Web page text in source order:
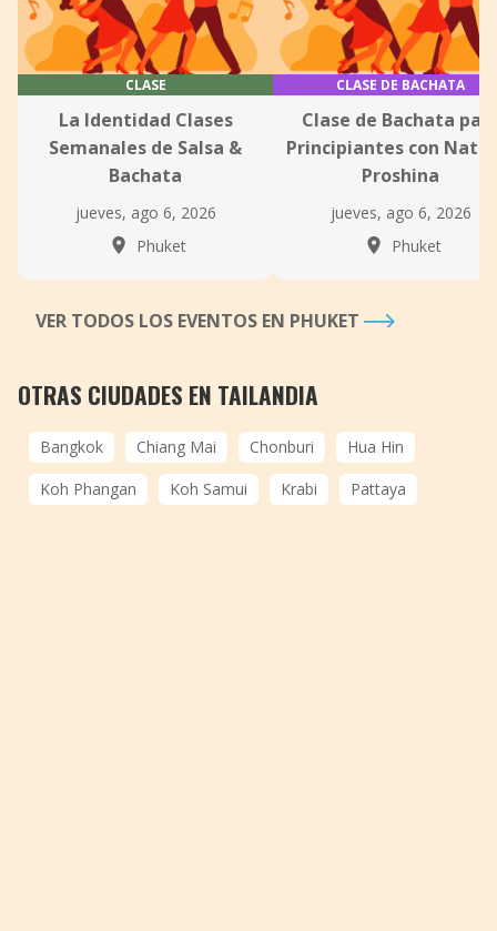
CLASE
La Identidad Clases
Semanales de Salsa &
Bachata
jueves, ago 6, 2026
Phuket
CLASE DE BACHATA
Clase de Bachata
Principiantes con
Proshina
jueves, ago 6, 2026
Phuket
VER TODOS LOS EVENTOS EN PHUKET
OTRAS CIUDADES EN TAILANDIA
Bangkok Chiang Mai Chonburi
Hua Hin
Koh Phangan
Koh Samui Krabi Pattaya